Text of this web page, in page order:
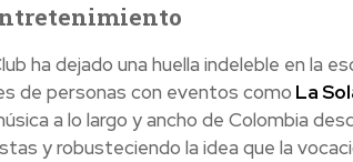
ha dejado una huella indeleble en la
de personas con eventos como La
a lo largo y ancho de Colombia
y robusteciendo la idea que la